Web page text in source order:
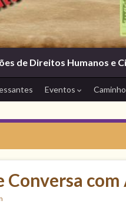
de Direitos Humanos e
Eventos
Conversa